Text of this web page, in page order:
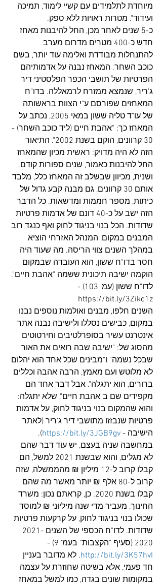
מיוחדת לתלמידים עם קשיי לימוד, תמיכה
ועידוד". מטרות ראויות ללא ספק.
כ-5 שנים לאחר מכן, החל להיבנות מאחז
חדש כ-400 מטרים מדרום מערב
להתנחלות מבודדת ואלימה עוד יותר, בשם
כוכב השחר. המאחז נבנה על אדמותיהם
הפרטיות של תושבי הכפר הפלסטיני דיר
ג'ריר, שנמצא ממזרח לרמאללה. בדו"ח
המאחזים שפורסם ע"י הצוות בראשותה
של עו"ד טליה ששון במאי 2005, נכתב על
המאחז כך: "אהבת חיים (ליד כוכב השחר) -
30 קרוונים, הוקם בשנת 2002". התיאור
הזה לא היה מדויק: ראשית מכיון שהמאחז
החל להיבנות כאמור, שנים ספורות קודם.
ושנית, מכיוון שבשלב זה המאחז כלל, מלבד
אותם 30 קרוונים, גם מבנה קבע גדול של
כיתות, מספר חממות ומדשאות. כל הדבר
הזה ישב על כ-40 דונם של אדמות פרטיות
שדודות. הכל בנוי בניגוד לחוק ואף כנגד רוב
המבנים במקום, המנהל האזרחי הוציא
במהלך השנים צווי הריסה. מה שעוד היה
חסר בדו"ח ששון, הוא העובדה שבמקום
הוקמה ישיבה תיכונית ששמה "אהבת חיים".
לדו"ח ששון (עמ' 103) -
https://bit.ly/3Zikc1z
השנים חלפו, מבנים ואולמות נוספים נבנו
במקום, כבישים נסללו ולישיבה נבנה אתר
אינטרנט עשיר בסופרלטיבים וחירטוטים
מהסוג של: "ישיבה שבה רואים את האור
שבכל נשמה" ו"מבינים שכל אחד הוא יהלום
לא מלוטש ועם מאמץ, הרבה אהבה וכללים
ברורים, הוא יתגלה". אבל דבר אחד הם
מקפידים שם ב"אהבת חיים", שלא יתגלה:
והוא שהמקום בנוי בניגוד לחוק, על אדמות
פרטיות שנבזזו מתושבי דיר ג'ריר (לאתר
הישיבה - https://bit.ly/3JGB9gv
).
במחשבה שניה בעצם, יש עוד דבר שהם
לא מגלים, והוא שבשנת 2021 למשל, הם
קבלו קרוב ל-12 מיליון ₪ מהממשלה, שזה
קרוב ל-80 אלף ₪ יותר מאשר מה שהם
קבלו בשנת 2020. כן, קראתם נכון: משרד
החינוך, מעביר מדי שנה מיליוני ₪ למוסד
שכולו בנוי בניגוד לחוק, על קרקעות פרטיות
שדודות. לדו"ח הכספי של השנים 2021-
2020 (סעיף "הקצבות" בעמ' 9) -
http://bit.ly/3K57hvI. לא מדובר בעניין
חד פעמי, אלא בשיטה שחוזרת על עצמה
במקומות שונים בגדה, כמו למשל במאחז